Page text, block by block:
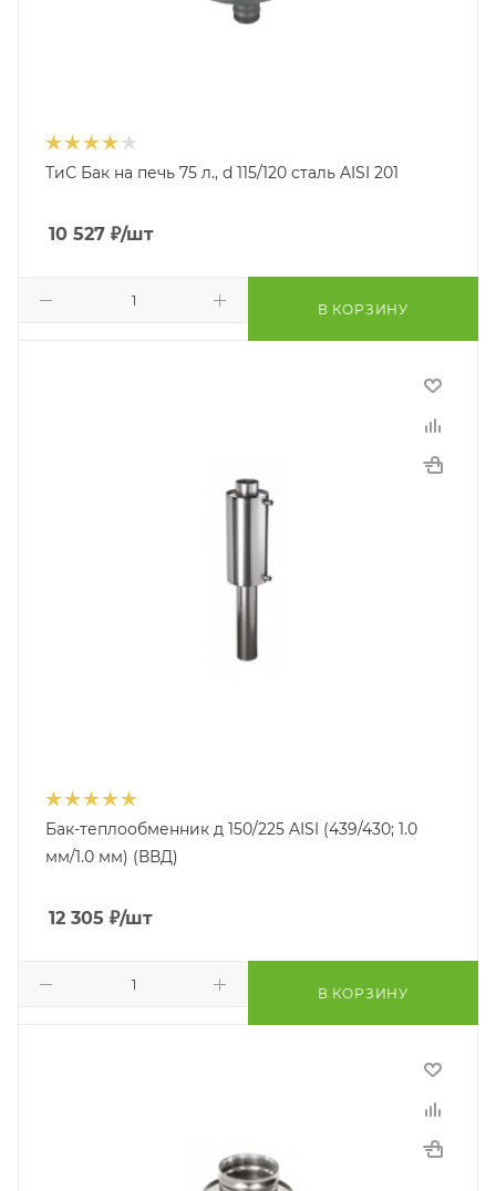
ТиС Бак на печь 75 л., d 115/120 сталь AISI 201
10 527 ₽/шт
В КОРЗИНУ
Бак-теплообменник д 150/225 AISI (439/430; 1.0
мм/1.0 мм) (ВВД)
12 305 ₽/шт
В КОРЗИНУ